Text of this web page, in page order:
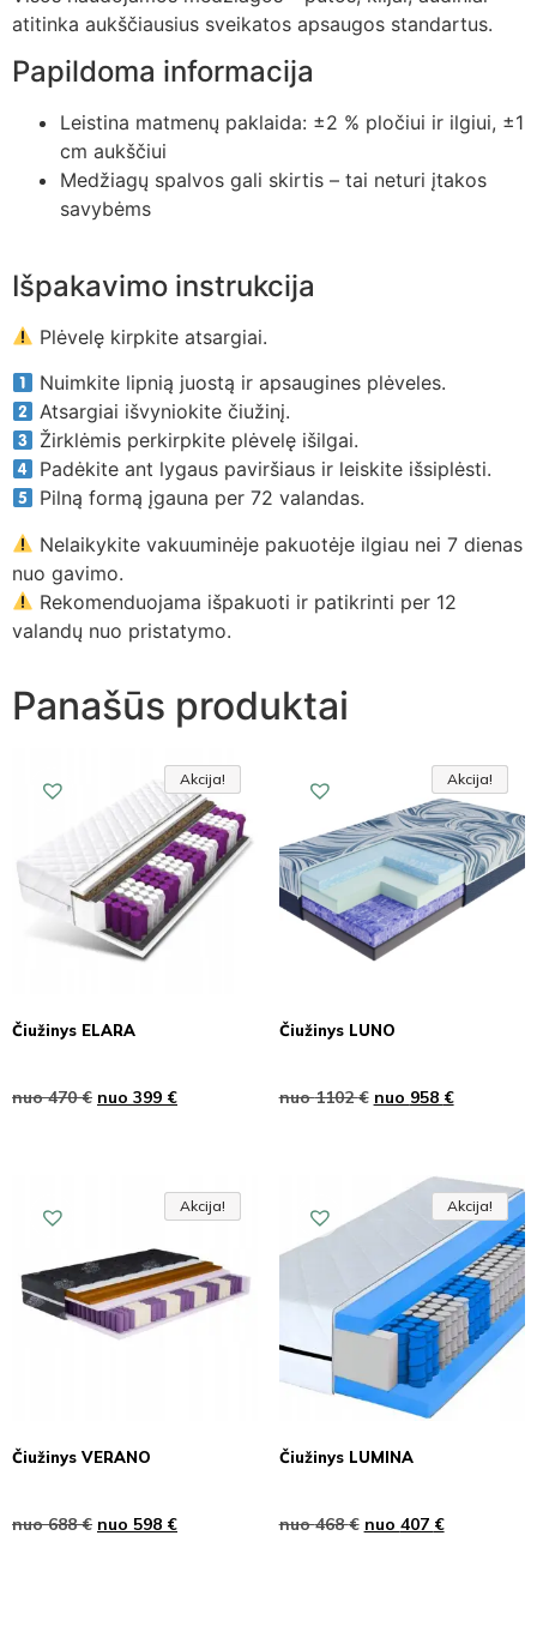
atitinka aukščiausius sveikatos apsaugos standartus.
Papildoma informacija
Leistina matmenų paklaida: ±2 % pločiui ir ilgiui, ±1
cm aukščiui
Medžiagų spalvos gali skirtis – tai neturi įtakos
savybėms
Išpakavimo instrukcija
Plėvelę kirpkite atsargiai.
Nuimkite lipnią juostą ir apsaugines plėveles.
Atsargiai išvyniokite čiužinį.
Žirklėmis perkirpkite plėvelę išilgai.
Padėkite ant lygaus paviršiaus ir leiskite išsiplėsti.
Pilną formą įgauna per 72 valandas.
Nelaikykite vakuuminėje pakuotėje ilgiau nei 7 dienas
nuo gavimo.
Rekomenduojama išpakuoti ir patikrinti per 12
valandų nuo pristatymo.
Panašūs produktai
Akcija!
Akcija
Akcija!
Čiužinys ELARA
nuo470€ nuo 399 €
Akcija!
Akcija
Akcija!
Čiužinys LUNO
nuo1102€ nuo 958 €
Akcija!
Akcija
Akcija!
Čiužinys VERANO
nuo688€ nuo 598 €
Akcija!
Akcija
Akcija!
Čiužinys LUMINA
nuo468€ nuo 407 €